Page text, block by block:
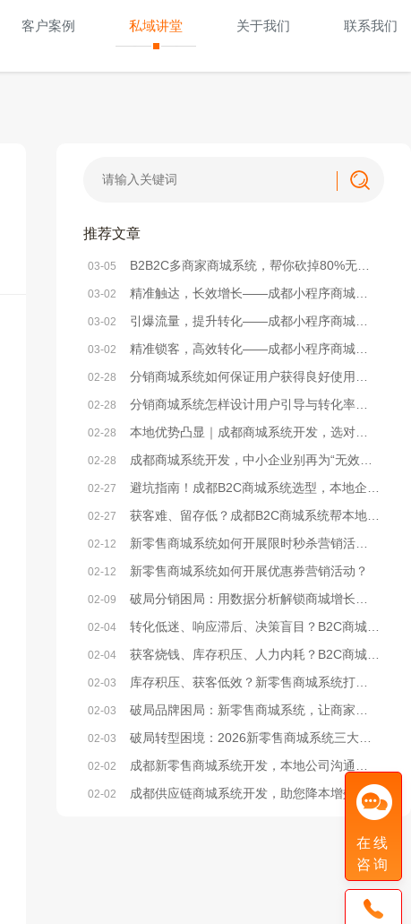
客户案例 私域讲堂 关于我们 联系我们
推荐文章
03-05 B2B2C多商家商城系统，帮你砍掉80%无效运营成本
03-02 精准触达，长效增长——成都小程序商城系统精准营销方法解析
03-02 引爆流量，提升转化——成都小程序商城系统活动策划实战方案
03-02 精准锁客，高效转化——成都小程序商城系统社群搭建全攻略
02-28 分销商城系统如何保证用户获得良好使用体验？
02-28 分销商城系统怎样设计用户引导与转化率提升策略？
02-28 本地优势凸显｜成都商城系统开发，选对本地服务商少走90%弯路
02-28 成都商城系统开发，中小企业别再为“无效开发”浪费成本
02-27 避坑指南！成都B2C商城系统选型，本地企业必看的核心要点
02-27 获客难、留存低？成都B2C商城系统帮本地企业破局电商困局
02-12 新零售商城系统如何开展限时秒杀营销活动？
02-12 新零售商城系统如何开展优惠券营销活动？
02-09 破局分销困局：用数据分析解锁商城增长密码
02-04 转化低迷、响应滞后、决策盲目？B2C商城系统激活企业增效新动能
02-04 获客烧钱、库存积压、人力内耗？B2C商城系统破解企业降本三大困局
02-03 库存积压、获客低效？新零售商城系统打通企业降本增效任督二脉
02-03 破局品牌困局：新零售商城系统，让商家从“卖货”到“立牌”
02-03 破局转型困境：2026新零售商城系统三大核心发展方向
02-02 成都新零售商城系统开发，本地公司沟通便利/价格实惠
02-02 成都供应链商城系统开发，助您降本增效
在线
咨询